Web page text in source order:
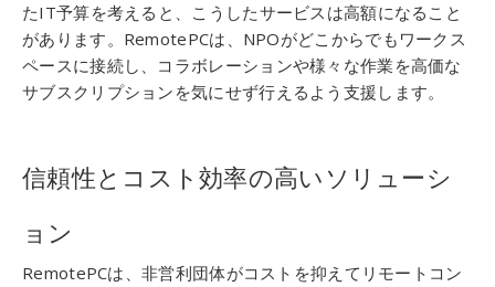
たIT予算を考えると、こうしたサービスは高額になること
があります。RemotePCは、NPOがどこからでもワークス
ペースに接続し、コラボレーションや様々な作業を高価な
サブスクリプションを気にせず行えるよう支援します。
信頼性とコスト効率の高いソリューシ
ョン
RemotePCは、非営利団体がコストを抑えてリモートコン